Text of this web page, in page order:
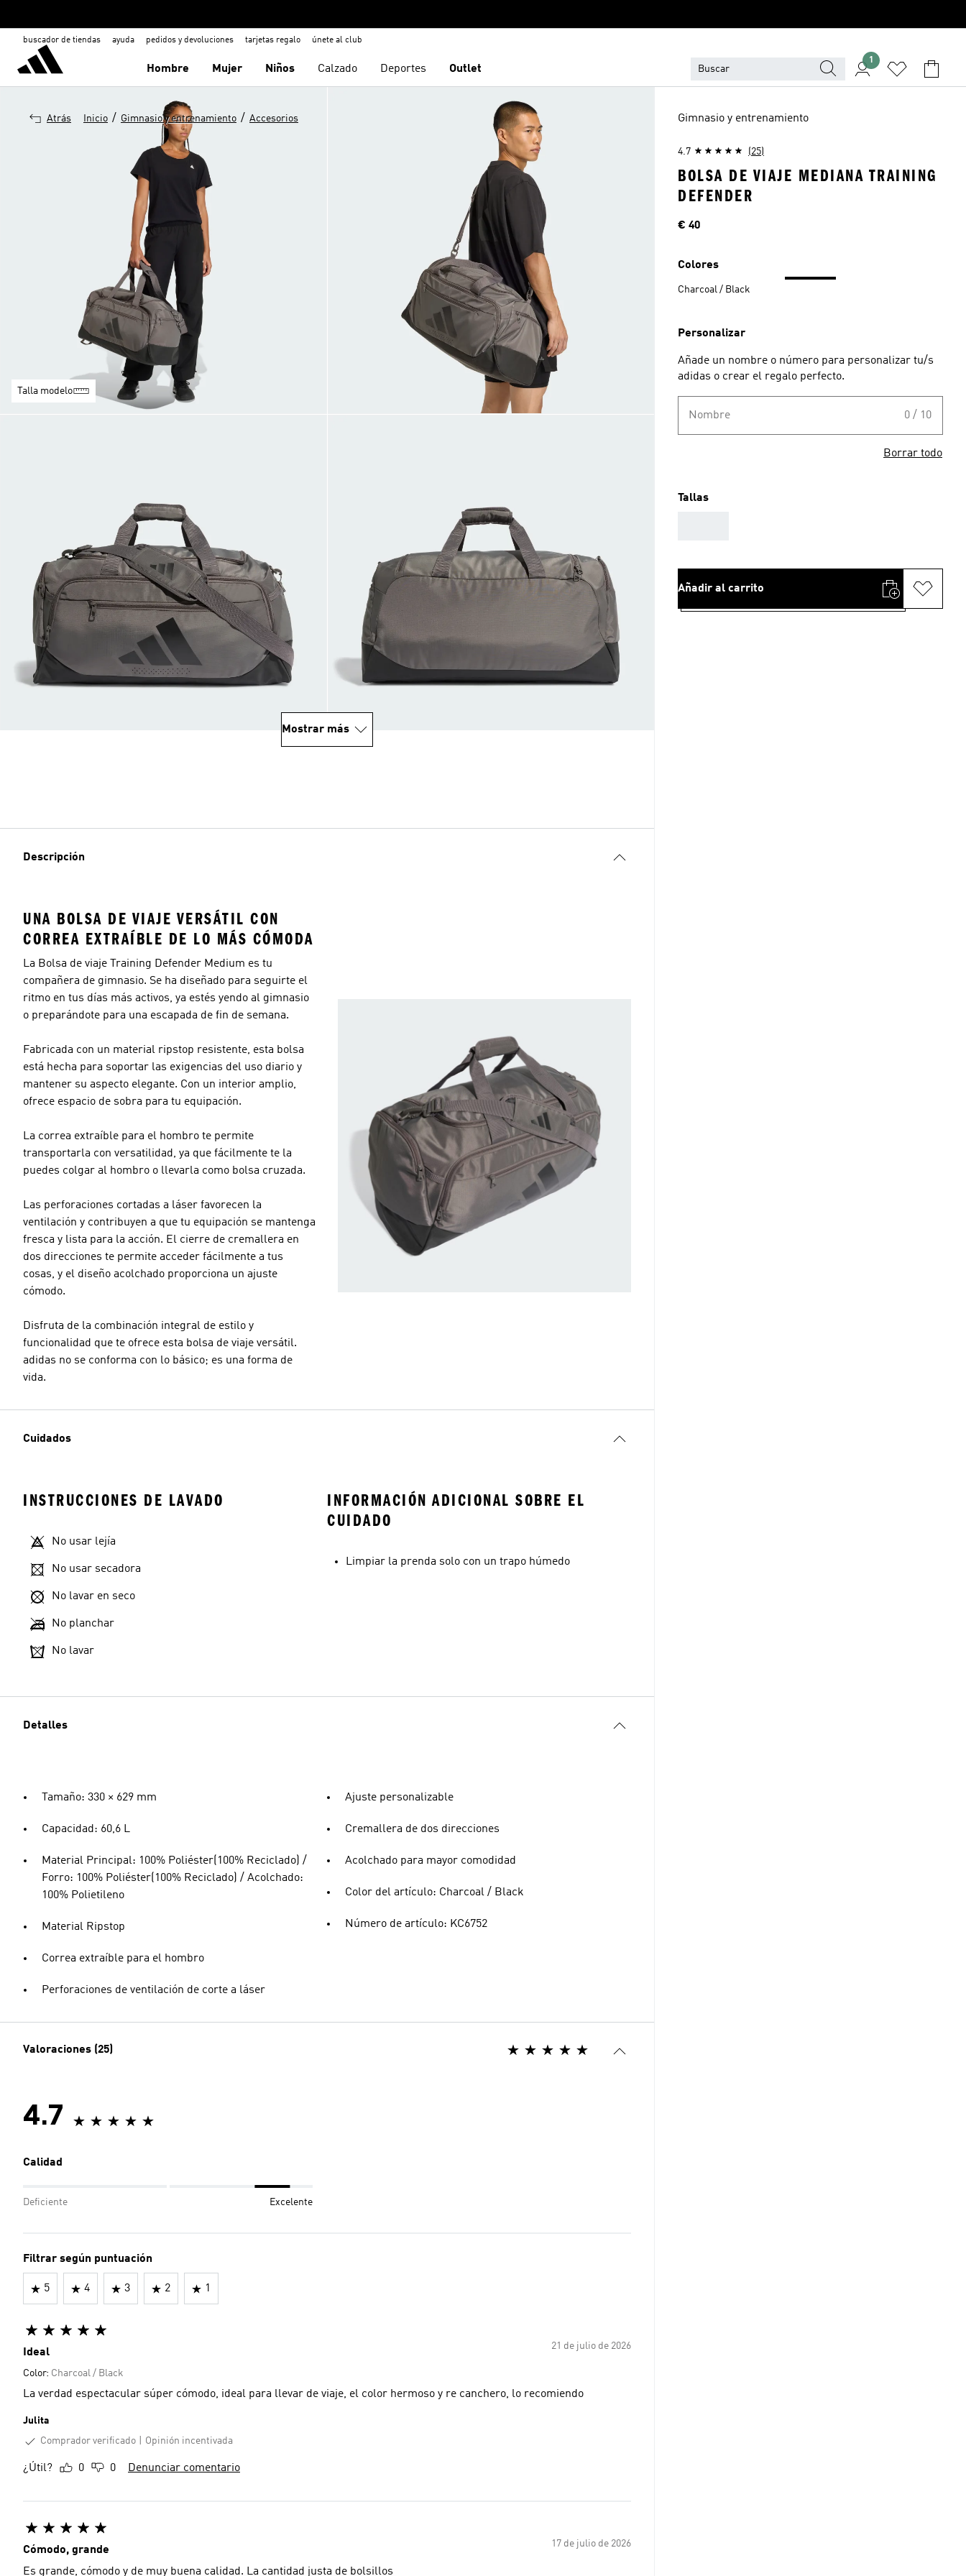
buscador de tiendas ayuda pedidos y devoluciones tarjetas regalo únete al club
Hombre Mujer Niños Calzado Deportes Outlet
1
Atrás Inicio / Gimnasio y entrenamiento / Accesorios
Talla modelo
Mostrar más
Descripción
UNA BOLSA DE VIAJE VERSÁTIL CON
CORREA EXTRAÍBLE DE LO MÁS CÓMODA
La Bolsa de viaje Training Defender Medium es tu
compañera de gimnasio. Se ha diseñado para seguirte el
ritmo en tus días más activos, ya estés yendo al gimnasio
o preparándote para una escapada de fin de semana.
Fabricada con un material ripstop resistente, esta bolsa
está hecha para soportar las exigencias del uso diario y
mantener su aspecto elegante. Con un interior amplio,
ofrece espacio de sobra para tu equipación.
La correa extraíble para el hombro te permite
transportarla con versatilidad, ya que fácilmente te la
puedes colgar al hombro o llevarla como bolsa cruzada.
Las perforaciones cortadas a láser favorecen la
ventilación y contribuyen a que tu equipación se mantenga
fresca y lista para la acción. El cierre de cremallera en
dos direcciones te permite acceder fácilmente a tus
cosas, y el diseño acolchado proporciona un ajuste
cómodo.
Disfruta de la combinación integral de estilo y
funcionalidad que te ofrece esta bolsa de viaje versátil.
adidas no se conforma con lo básico; es una forma de
vida.
Cuidados
INSTRUCCIONES DE LAVADO
No usar lejía
No usar secadora
No lavar en seco
No planchar
No lavar
INFORMACIÓN ADICIONAL SOBRE EL
CUIDADO
Limpiar la prenda solo con un trapo húmedo
Detalles
Tamaño: 330 × 629 mm
Capacidad: 60,6 L
Material Principal: 100% Poliéster(100% Reciclado) /
Forro: 100% Poliéster(100% Reciclado) / Acolchado:
100% Polietileno
Material Ripstop
Correa extraíble para el hombro
Perforaciones de ventilación de corte a láser
Ajuste personalizable
Cremallera de dos direcciones
Acolchado para mayor comodidad
Color del artículo: Charcoal / Black
Número de artículo: KC6752
Valoraciones (25)
4.7
Calidad
Deficiente Excelente
Filtrar según puntuación
5 4 3 2 1
21 de julio de 2026
Ideal
Color: Charcoal / Black
La verdad espectacular súper cómodo, ideal para llevar de viaje, el color hermoso y re canchero, lo recomiendo
Julita
Comprador verificado
Opinión incentivada
¿Útil? 0 0 Denunciar comentario
17 de julio de 2026
Cómodo, grande
Es grande, cómodo y de muy buena calidad. La cantidad justa de bolsillos
Gimnasio y entrenamiento
4.7 (25)
BOLSA DE VIAJE MEDIANA TRAINING
DEFENDER
Precio
€ 40
Colores
Charcoal / Black
Personalizar
Añade un nombre o número para personalizar tu/s
adidas o crear el regalo perfecto.
Nombre 0 / 10
Borrar todo
Tallas
Añadir al carrito